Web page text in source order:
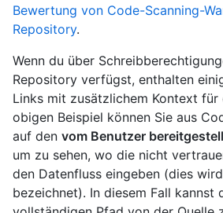
Bewertung von Code-Scanning-
Repository.
Wenn du über
Repository verfügst, enthalten
Links mit zusätzlichem Kontext für
obigen Beispiel können Sie aus
auf den vom Benutzer
um zu sehen, wo die nicht
den Datenfluss eingeben (dies
bezeichnet). In diesem Fall kannst